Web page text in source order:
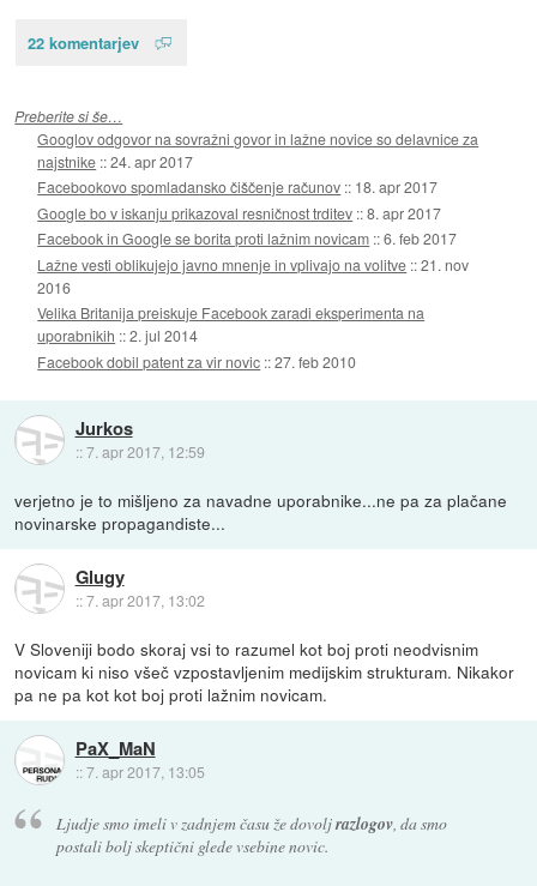
22 komentarjev
Preberite si še…
Googlov odgovor na sovražni govor in lažne novice so delavnice za
najstnike ::24. apr 2017
Facebookovo spomladansko čiščenje računov :: 18. apr 2017
Google bo v iskanju prikazoval resničnost trditev ::8. apr 2017
Facebook in Google se borita proti lažnim novicam ::6. feb 2017
Lažne vesti oblikujejo javno mnenje in vplivajo na volitve ::21. nov
2016
Velika Britanija preiskuje Facebook zaradi eksperimenta na
uporabnikih ::2. jul 2014
Facebook dobil patent za vir novic ::27. feb 2010
Jurkos
::7. apr 2017, 12:59
verjetno je to mišljeno za navadne uporabnike...ne pa za plačane
novinarske propagandiste...
Glugy
::7. apr 2017, 13:02
V Sloveniji bodo skoraj vsi to razumel kot boj proti neodvisnim
novicam ki niso všeč vzpostavljenim medijskim strukturam. Nikakor
pa ne pa kot kot boj proti lažnim novicam.
PaX_MaN
::7. apr 2017, 13:05
Ljudje smo imeli v zadnjem času že dovoljrazlogov, da smo
postali bolj skeptični glede vsebine novic.